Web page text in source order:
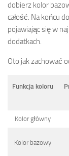
dobierz kolor
całość. Na końcu
pojawiając się w
dodatkach.
Oto jak zachować
Funkcja koloru
Kolor główny
Kolor bazowy